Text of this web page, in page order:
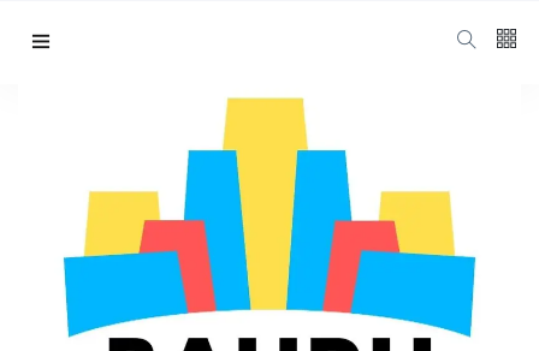
Unesp cursos para
empresários
Unesp Cursos Para Empresários